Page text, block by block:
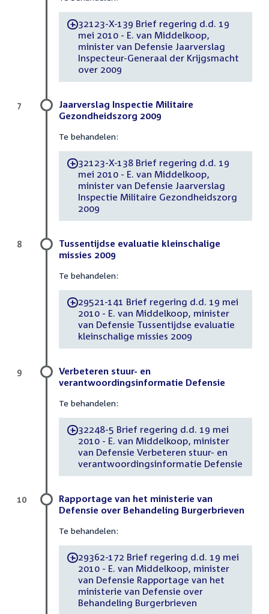
-32123-X-139 Brief regering d.d. 19
mei 2010 - E. van Middelkoop,
minister van Defensie Jaarverslag
Inspecteur-Generaal der Krijgsmacht
over 2009
Jaarverslag Inspectie Militaire
Gezondheidszorg 2009
Te behandelen:
-32123-X-138 Brief regering d.d. 19
mei 2010 - E. van Middelkoop,
minister van Defensie Jaarverslag
Inspectie Militaire Gezondheidszorg
2009
7
Tussentijdse evaluatie kleinschalige
missies 2009
Te behandelen:
-29521-141 Brief regering d.d. 19 mei
2010 - E. van Middelkoop, minister
van Defensie Tussentijdse evaluatie
kleinschalige missies 2009
8
Verbeteren stuur- en
verantwoordingsinformatie Defensie
Te behandelen:
-32248-5 Brief regering d.d. 19 mei
2010 - E. van Middelkoop, minister
van Defensie Verbeteren stuur- en
verantwoordingsinformatie Defensie
9
Rapportage van het ministerie van
Defensie over Behandeling Burgerbrieven
Te behandelen:
-29362-172 Brief regering d.d. 19 mei
2010 - E. van Middelkoop, minister
van Defensie Rapportage van het
ministerie van Defensie over
Behandeling Burgerbrieven
10